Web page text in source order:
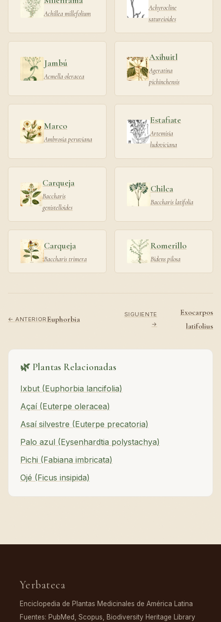
Achillea millefolium
Achyrocline
satureioides
Jambú
Acmella oleracea
Axihuitl
Ageratina
pichinchensis
Marco
Ambrosia peruviana
Estafiate
Artemisia
ludoviciana
Carqueja
Baccharis
genistelloides
Chilca
Baccharis latifolia
Carqueja
Baccharis trimera
Romerillo
Bidens pilosa
← ANTERIOREuphorbia
SIGUIENTE
→
Exocarpos
latifolius
🌿 Plantas Relacionadas
Ixbut (Euphorbia lancifolia)
Açaí (Euterpe oleracea)
Asaí silvestre (Euterpe precatoria)
Palo azul (Eysenhardtia polystachya)
Pichi (Fabiana imbricata)
Ojé (Ficus insipida)
Yerbateca
Enciclopedia de Plantas Medicinales de América Latina
Fuentes: PubMed, Scopus, Biodiversity Heritage Library